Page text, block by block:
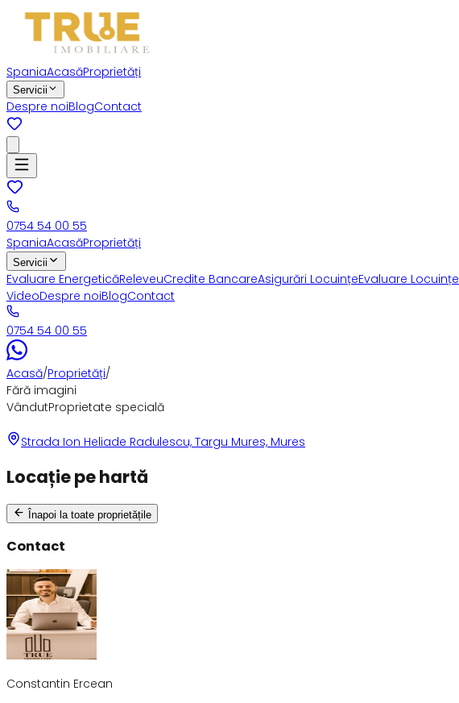
SpaniaAcasăProprietăți
Servicii
Despre noiBlogContact
0754 54 00 55
SpaniaAcasăProprietăți
Servicii
Evaluare EnergeticăReleveuCredite BancareAsigurări LocuințeEvaluare Locuințe
VideoDespre noiBlogContact
0754 54 00 55
Acasă/Proprietăți/
Fără imagini
VândutProprietate specială
Strada Ion Heliade Radulescu, Targu Mures, Mures
Locație pe hartă
Înapoi la toate proprietățile
Contact
Constantin Ercean